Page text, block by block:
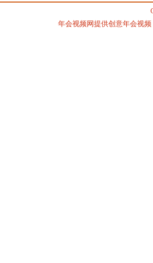
年会视频网提供创意年会视